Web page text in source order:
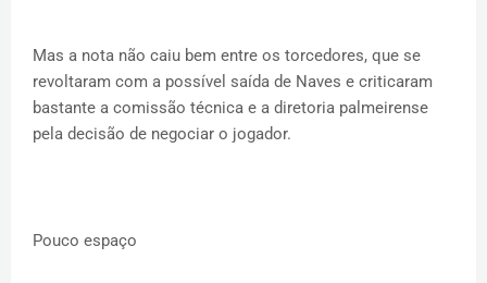
Mas a nota não caiu bem entre os torcedores, que se
revoltaram com a possível saída de Naves e criticaram
bastante a comissão técnica e a diretoria palmeirense
pela decisão de negociar o jogador.
Pouco espaço